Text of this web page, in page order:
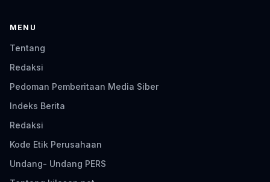
MENU
Tentang
Redaksi
Pedoman Pemberitaan Media Siber
Indeks Berita
Redaksi
Kode Etik Perusahaan
Undang- Undang PERS